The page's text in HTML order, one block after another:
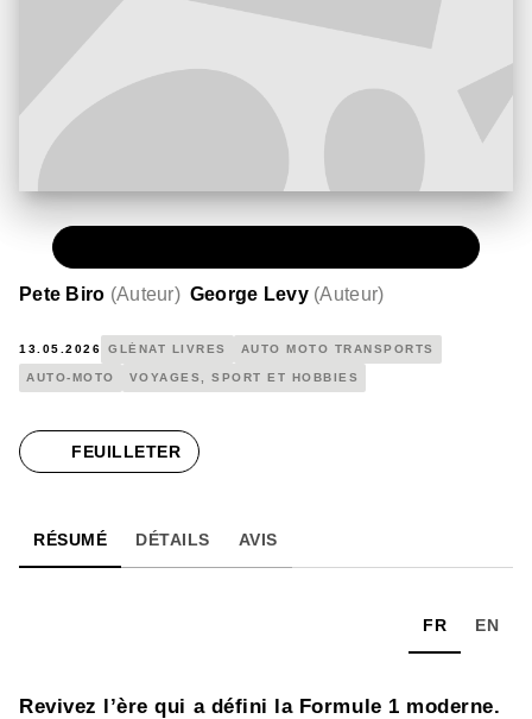
Pete Biro (Auteur) George Levy (Auteur)
13.05.2026 GLÉNAT LIVRES AUTO MOTO TRANSPORTS
AUTO-MOTO VOYAGES, SPORT ET HOBBIES
FEUILLETER
RÉSUMÉ DÉTAILS AVIS
FR EN
Revivez l’ère qui a défini la Formule 1 moderne.